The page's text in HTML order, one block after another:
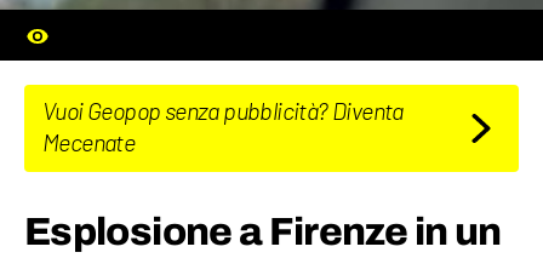
Vuoi Geopop senza pubblicità? Diventa
Mecenate
Esplosione a Firenze in un